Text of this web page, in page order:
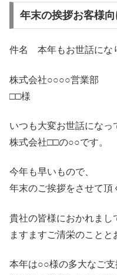
年末の挨拶お客様
件名 本年もお世話にな
株式会社○○○○営業部
□□様
いつも大変お世話になっ
株式会社□□の○○です。
今年も早いもので、
年末のご挨拶をさせて頂
貴社の皆様におかれまし
ますますご清栄のことと
本年は○○様の多大なご支